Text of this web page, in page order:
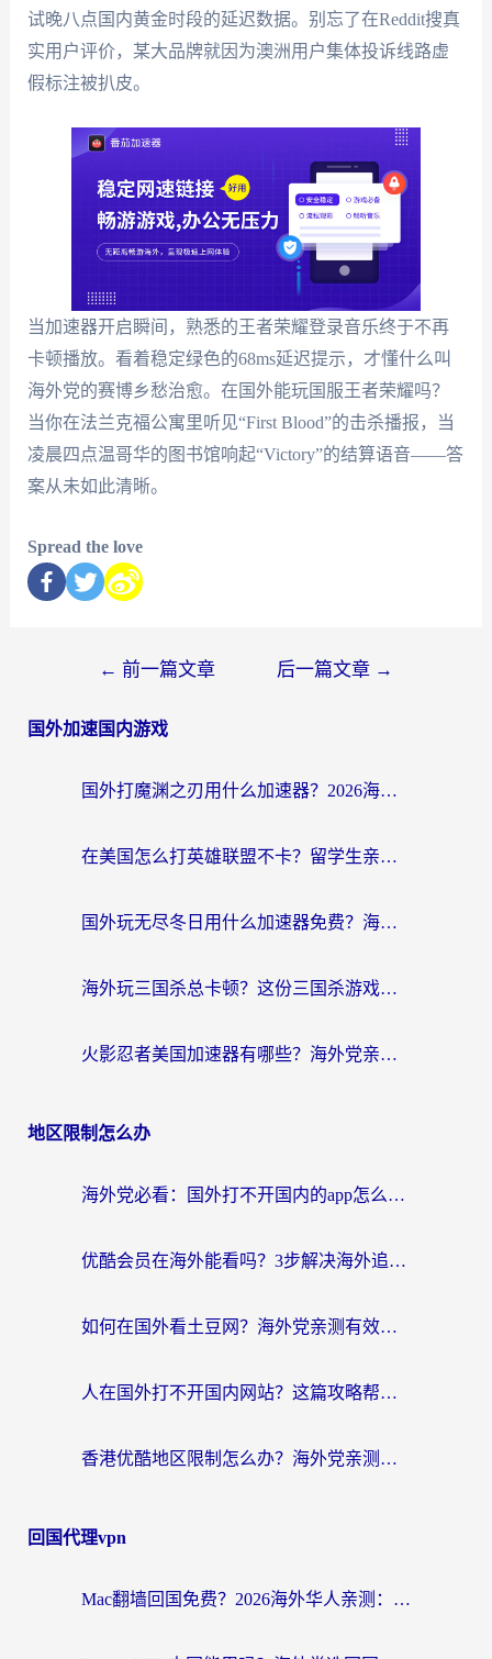
试晚八点国内黄金时段的延迟数据。别忘了在Reddit搜真
实用户评价，某大品牌就因为澳洲用户集体投诉线路虚
假标注被扒皮。
当加速器开启瞬间，熟悉的王者荣耀登录音乐终于不再
卡顿播放。看着稳定绿色的68ms延迟提示，才懂什么叫
海外党的赛博乡愁治愈。在国外能玩国服王者荣耀吗？
当你在法兰克福公寓里听见“First Blood”的击杀播报，当
凌晨四点温哥华的图书馆响起“Victory”的结算语音——答
案从未如此清晰。
Spread the love
← 前一篇文章 后一篇文章 →
国外加速国内游戏
国外打魔渊之刃用什么加速器？2026海外玩家国服游戏加速全攻略（附闪耀暖暖&复苏的魔女避坑指南）
在美国怎么打英雄联盟不卡？留学生亲测的国服游戏加速全攻略
国外玩无尽冬日用什么加速器免费？海外党国服游戏加速避坑指南
海外玩三国杀总卡顿？这份三国杀游戏加速器指南帮你告别延迟烦恼
火影忍者美国加速器有哪些？海外党亲测的国服游戏加速全攻略（含菲律宾玩三国之刃守望黎明技巧）
地区限制怎么办
海外党必看：国外打不开国内的app怎么办？3步解决你的乡愁
优酷会员在海外能看吗？3步解决海外追剧难题，附实测好用加速器推荐
如何在国外看土豆网？海外党亲测有效的追剧加速器选择指南
人在国外打不开国内网站？这篇攻略帮你无缝解锁国内资源（附交管12123使用技巧）
香港优酷地区限制怎么办？海外党亲测有效的追剧解决方案
回国代理vpn
Mac翻墙回国免费？2026海外华人亲测：从CCTV5直播到国内APP，这样选加速器才靠谱